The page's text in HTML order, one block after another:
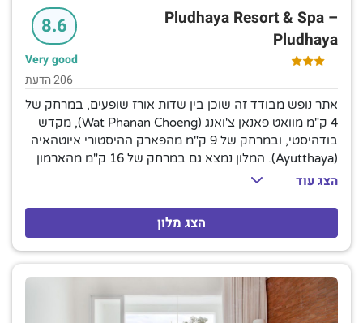
Pludhaya Resort & Spa –
Pludhaya
8.6
Very good
206 הדעת
אתר נופש מבודד זה שוכן בין שדות אורז שופעים, במרחק של
4 ק"מ מוואט פאנאן צ'ואנג (Wat Phanan Choeng), מקדש
בודהיסטי, ובמרחק של 9 ק"מ מהפארק ההיסטורי איוטהאיה
(Ayutthaya). המלון נמצא גם במרחק של 16 ק"מ מהארמון
מסך שטוח ואינטרנט אלחוטי חינם, כמו גם אזורים ישיבה.
וילות משודרגות מוסיפות נוף לגינה או לתעלה; חלקם כוללים
אמבט עיסוי ומקלחות באוויר הפתוח. הסוויטה היחידה כוללת
מיני בר ואזור מגורים נפרד. שירות חדרים הינו זמין. המסעדה
היוקרתית מציעה סעודות באוויר הפתוח. יש גם בריכה חיצונית
עם אמבט עיסוי. הספא מציע עיסויים וטיפולי יופי.
הצג עוד
הצג מלון